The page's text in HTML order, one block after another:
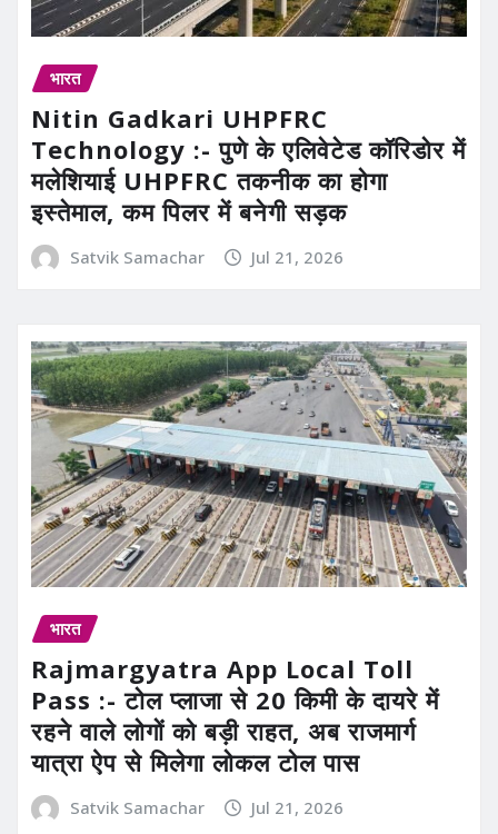
भारत
Nitin Gadkari UHPFRC
Technology :- पुणे के एलिवेटेड कॉरिडोर में
मलेशियाई UHPFRC तकनीक का होगा
इस्तेमाल, कम पिलर में बनेगी सड़क
Satvik Samachar Jul 21, 2026
भारत
Rajmargyatra App Local Toll
Pass :- टोल प्लाजा से 20 किमी के दायरे में
रहने वाले लोगों को बड़ी राहत, अब राजमार्ग
यात्रा ऐप से मिलेगा लोकल टोल पास
Satvik Samachar Jul 21, 2026